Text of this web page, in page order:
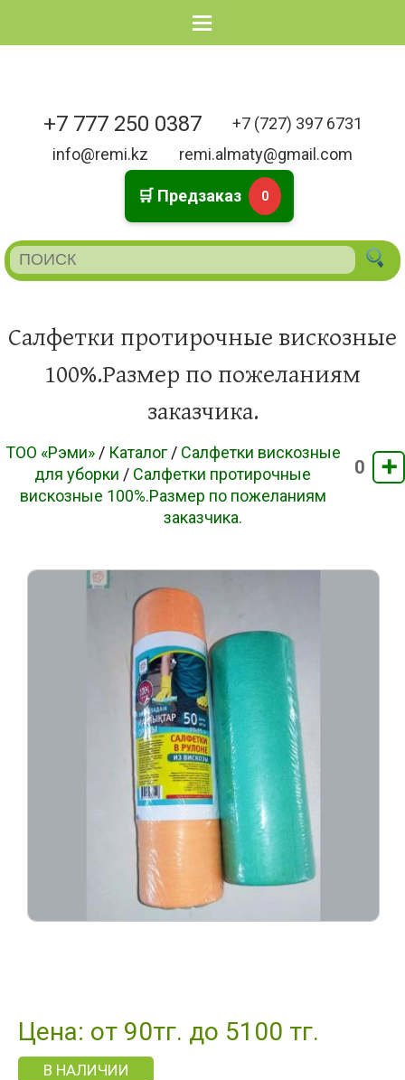
+7 777 250 0387
+7 (727) 397 6731
info@remi.kz
remi.almaty@gmail.com
🛒 Предзаказ 0
Салфетки протирочные вискозные
100%.Размер по пожеланиям
заказчика.
0 ➕
ТОО «Рэми» / Каталог / Салфетки вискозные
для уборки / Салфетки протирочные
вискозные 100%.Размер по пожеланиям
заказчика.
Цена: от 90тг. до 5100 тг.
В НАЛИЧИИ